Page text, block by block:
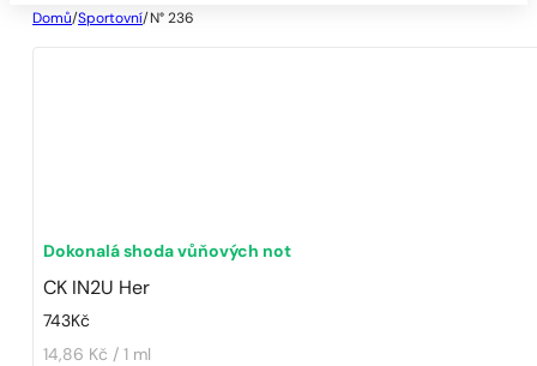
Domů/Sportovní/ N° 236
Dokonalá shoda vůňových not
CK IN2U Her
743Kč
14,86 Kč / 1 ml